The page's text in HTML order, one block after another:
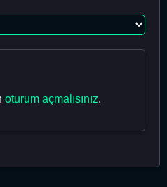
oturum açmalısınız.